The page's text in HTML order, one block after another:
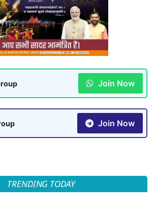
Join Now
Join Now
TRENDING TODAY